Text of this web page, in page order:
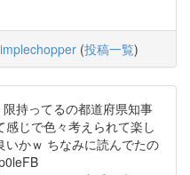
(投稿一覧)
持ってるの都道府県知事
じで色々考えられて楽し
かｗ ちなみに読んでたの